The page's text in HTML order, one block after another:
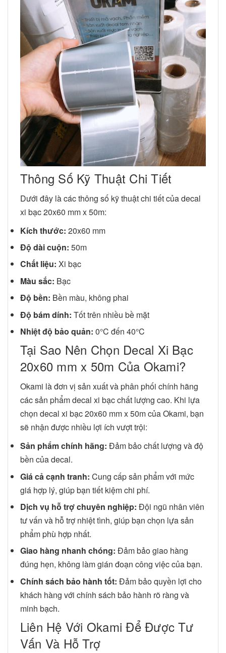
Thông Số Kỹ Thuật Chi Tiết
Dưới đây là các thông số kỹ thuật chi tiết của decal
xi bạc 20x60 mm x 50m:
Kích thước: 20x60 mm
Độ dài cuộn: 50m
Chất liệu: Xi bạc
Màu sắc: Bạc
Độ bền: Bền màu, không phai
Độ bám dính: Tốt trên nhiều bề mặt
Nhiệt độ bảo quản: 0°C đến 40°C
Tại Sao Nên Chọn Decal Xi Bạc
20x60 mm x 50m Của Okami?
Okami là đơn vị sản xuất và phân phối chính hãng
các sản phẩm decal xi bạc chất lượng cao. Khi lựa
chọn decal xi bạc 20x60 mm x 50m của Okami, bạn
sẽ nhận được nhiều lợi ích vượt trội:
Sản phẩm chính hãng: Đảm bảo chất lượng và độ
bền của decal.
Giá cả cạnh tranh: Cung cấp sản phẩm với mức
giá hợp lý, giúp bạn tiết kiệm chi phí.
Dịch vụ hỗ trợ chuyên nghiệp: Đội ngũ nhân viên
tư vấn và hỗ trợ nhiệt tình, giúp bạn chọn lựa sản
phẩm phù hợp nhất.
Giao hàng nhanh chóng: Đảm bảo giao hàng
đúng hẹn, không làm gián đoạn công việc của bạn.
Chính sách bảo hành tốt: Đảm bảo quyền lợi cho
khách hàng với chính sách bảo hành rõ ràng và
minh bạch.
Liên Hệ Với Okami Để Được Tư
Vấn Và Hỗ Trợ